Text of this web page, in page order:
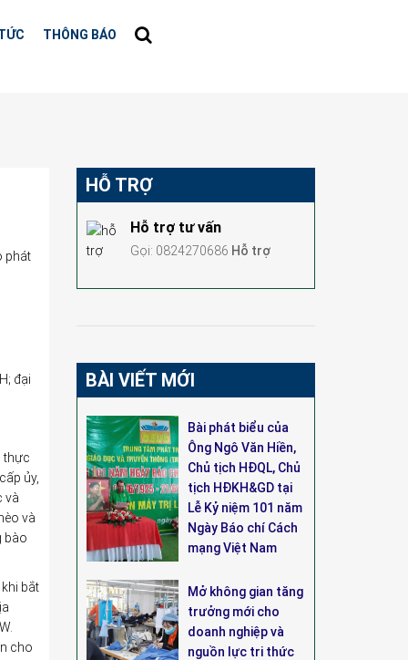
THÔNG BÁO
phát
đại
thực
ủy,
và
và
bào
bắt
cho
HỖ TRỢ
Hỗ trợ tư vấn
Gọi: 0824270686 Hỗ trợ
BÀI VIẾT MỚI
Bài phát biểu của
Ông Ngô Văn Hiền,
Chủ tịch HĐQL, Chủ
tịch HĐKH&GD tại
Lễ Kỷ niệm 101 năm
Ngày Báo chí Cách
mạng Việt Nam
Mở không gian tăng
trưởng mới cho
doanh nghiệp và
nguồn lực tri thức